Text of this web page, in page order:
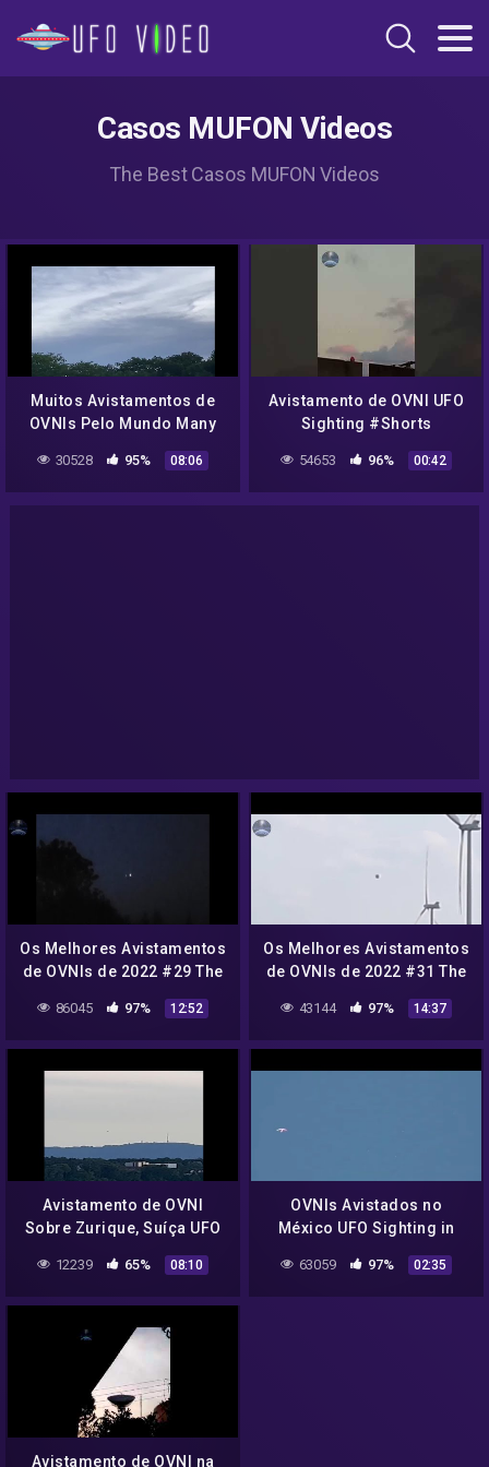
Casos MUFON Videos
The Best Casos MUFON Videos
Muitos Avistamentos de
OVNIs Pelo Mundo Many
World
30528 95% 08:06
Avistamento de OVNI UFO
Sighting #Shorts
54653 96% 00:42
Os Melhores Avistamentos
de OVNIs de 2022 #29 The
#29
86045 97% 12:52
Os Melhores Avistamentos
de OVNIs de 2022 #31 The
#31
43144 97% 14:37
Avistamento de OVNI
Sobre Zurique, Suíça UFO
Switzerland
12239 65% 08:10
OVNIs Avistados no
México UFO Sighting in
63059 97% 02:35
Avistamento de OVNI na